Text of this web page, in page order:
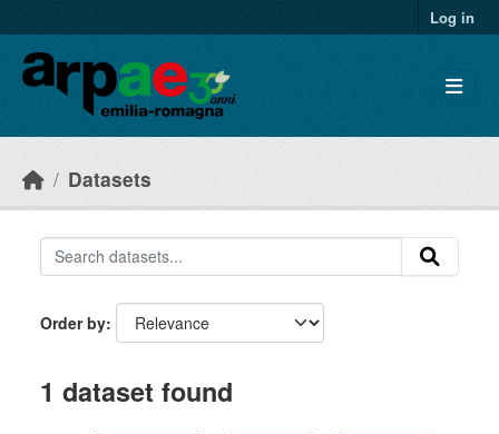
Log in
Datasets
Order by
1 dataset found